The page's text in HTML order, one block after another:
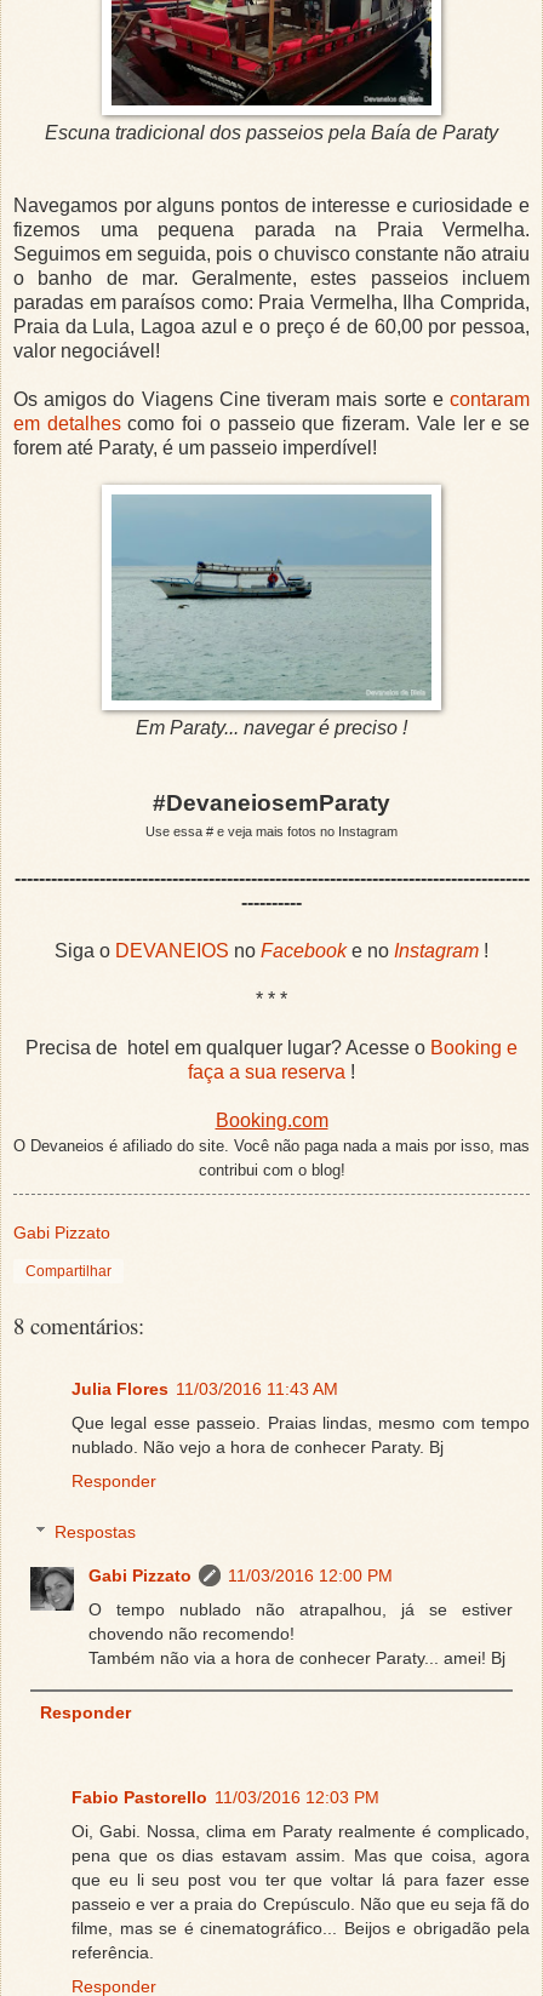
Escuna tradicional dos passeios pela Baía de Paraty
Navegamos por alguns pontos de interesse e curiosidade e
fizemos uma pequena parada na Praia Vermelha.
Seguimos em seguida, pois o chuvisco constante não atraiu
o banho de mar. Geralmente, estes passeios incluem
paradas em paraísos como: Praia Vermelha, Ilha Comprida,
Praia da Lula, Lagoa azul e o preço é de 60,00 por pessoa,
valor negociável!
Os amigos do Viagens Cine tiveram mais sorte e contaram
em detalhescomo foi o passeio que fizeram. Vale ler e se
forem até Paraty, é um passeio imperdível!
Em Paraty... navegar é preciso !
#DevaneiosemParaty
Use essa # e veja mais fotos no Instagram
-------------------------------------------------------------------------------------
----------
Siga o DEVANEIOS no Facebooke no Instagram !
* * *
Precisa de hotel em qualquer lugar? Acesse o Booking e
faça a sua reserva !
Booking.com
O Devaneios é afiliado do site. Você não paga nada a mais por isso, mas
contribui com o blog!
Gabi Pizzato
Compartilhar
8 comentários:
Julia Flores 11/03/2016 11:43 AM
Que legal esse passeio. Praias lindas, mesmo com tempo
nublado. Não vejo a hora de conhecer Paraty. Bj
Responder
Respostas
Gabi Pizzato
11/03/2016 12:00 PM
O tempo nublado não atrapalhou, já se estiver
chovendo não recomendo!
Também não via a hora de conhecer Paraty... amei! Bj
Responder
Fabio Pastorello 11/03/2016 12:03 PM
Oi, Gabi. Nossa, clima em Paraty realmente é complicado,
pena que os dias estavam assim. Mas que coisa, agora
que eu li seu post vou ter que voltar lá para fazer esse
passeio e ver a praia do Crepúsculo. Não que eu seja fã do
filme, mas se é cinematográfico... Beijos e obrigadão pela
referência.
Responder